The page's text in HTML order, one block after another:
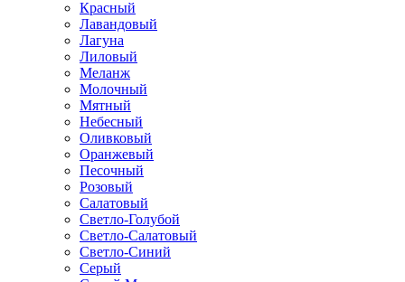
Красный
Лавандовый
Лагуна
Лиловый
Меланж
Молочный
Мятный
Небесный
Оливковый
Оранжевый
Песочный
Розовый
Салатовый
Светло-Голубой
Светло-Салатовый
Светло-Синий
Серый